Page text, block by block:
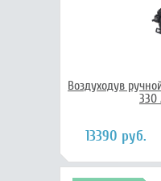
Воздуходув
330
13390 руб.